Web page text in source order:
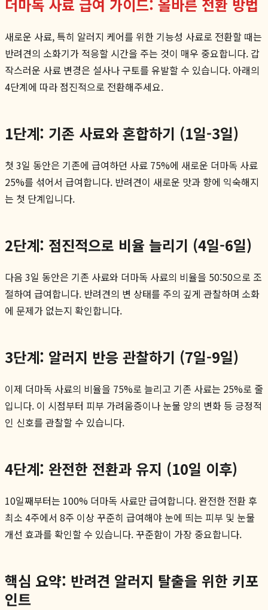
더마독 사료 급여 가이드: 올바른 전환 방법
새로운 사료, 특히 알러지 케어를 위한 기능성 사료로 전환할 때는
반려견의 소화기가 적응할 시간을 주는 것이 매우 중요합니다. 갑
작스러운 사료 변경은 설사나 구토를 유발할 수 있습니다. 아래의
4단계에 따라 점진적으로 전환해주세요.
1단계: 기존 사료와 혼합하기 (1일-3일)
첫 3일 동안은 기존에 급여하던 사료 75%에 새로운 더마독 사료
25%를 섞어서 급여합니다. 반려견이 새로운 맛과 향에 익숙해지
는 첫 단계입니다.
2단계: 점진적으로 비율 늘리기 (4일-6일)
다음 3일 동안은 기존 사료와 더마독 사료의 비율을 50:50으로 조
절하여 급여합니다. 반려견의 변 상태를 주의 깊게 관찰하며 소화
에 문제가 없는지 확인합니다.
3단계: 알러지 반응 관찰하기 (7일-9일)
이제 더마독 사료의 비율을 75%로 늘리고 기존 사료는 25%로 줄
입니다. 이 시점부터 피부 가려움증이나 눈물 양의 변화 등 긍정적
인 신호를 관찰할 수 있습니다.
4단계: 완전한 전환과 유지 (10일 이후)
10일째부터는 100% 더마독 사료만 급여합니다. 완전한 전환 후
최소 4주에서 8주 이상 꾸준히 급여해야 눈에 띄는 피부 및 눈물
개선 효과를 확인할 수 있습니다. 꾸준함이 가장 중요합니다.
핵심 요약: 반려견 알러지 탈출을 위한 키포
인트